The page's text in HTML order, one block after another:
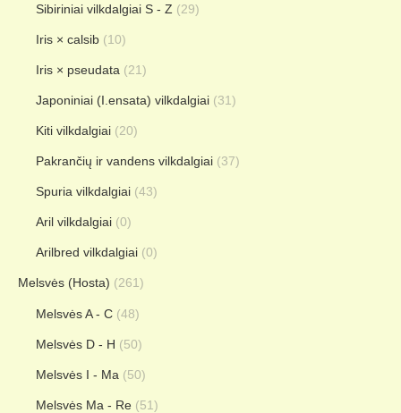
Sibiriniai vilkdalgiai S - Z (29)
Iris × calsib (10)
Iris × pseudata (21)
Japoniniai (I.ensata) vilkdalgiai (31)
Kiti vilkdalgiai (20)
Pakrančių ir vandens vilkdalgiai (37)
Spuria vilkdalgiai (43)
Aril vilkdalgiai (0)
Arilbred vilkdalgiai (0)
Melsvės (Hosta) (261)
Melsvės A - C (48)
Melsvės D - H (50)
Melsvės I - Ma (50)
Melsvės Ma - Re (51)